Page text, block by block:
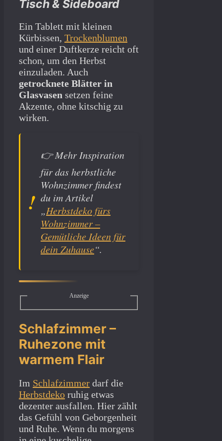
Tisch & Sideboard
Ein Tablett mit kleinen
Kürbissen, Trockenblumen
und einer Duftkerze reicht oft
schon, um den Herbst
einzuladen. Auch
getrocknete Blätter in
Glasvasen setzen feine
Akzente, ohne kitschig zu
wirken.
👉Mehr Inspiration
für das herbstliche
Wohnzimmer findest
du im Artikel
„Herbstdeko fürs
Wohnzimmer –
Gemütliche Ideen für
dein Zuhause“.
Anzeige
Schlafzimmer –
Ruhezone mit
warmem Flair
Im Schlafzimmer darf die
Herbstdeko ruhig etwas
dezenter ausfallen. Hier zählt
das Gefühl von Geborgenheit
und Ruhe. Wenn du morgens